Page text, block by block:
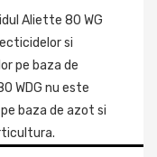
Aliette 80 WG
si
pe baza de
WDG nu este
baza de azot si